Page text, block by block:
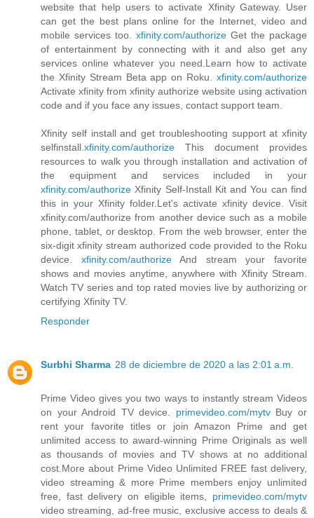
website that help users to activate Xfinity Gateway. User
can get the best plans online for the Internet, video and
mobile services too. xfinity.com/authorize Get the package
of entertainment by connecting with it and also get any
services online whatever you need.Learn how to activate
the Xfinity Stream Beta app on Roku. xfinity.com/authorize
Activate xfinity from xfinity authorize website using activation
code and if you face any issues, contact support team.
Xfinity self install and get troubleshooting support at xfinity
selfinstall.xfinity.com/authorize This document provides
resources to walk you through installation and activation of
the equipment and services included in your
xfinity.com/authorize Xfinity Self-Install Kit and You can find
this in your Xfinity folder.Let's activate xfinity device. Visit
xfinity.com/authorize from another device such as a mobile
phone, tablet, or desktop. From the web browser, enter the
six-digit xfinity stream authorized code provided to the Roku
device. xfinity.com/authorizeAnd stream your favorite
shows and movies anytime, anywhere with Xfinity Stream.
Watch TV series and top rated movies live by authorizing or
certifying Xfinity TV.
Responder
Surbhi Sharma 28 de diciembre de 2020 a las 2:01 a.m.
Prime Video gives you two ways to instantly stream Videos
on your Android TV device. primevideo.com/mytvBuy or
rent your favorite titles or join Amazon Prime and get
unlimited access to award-winning Prime Originals as well
as thousands of movies and TV shows at no additional
cost.More about Prime Video Unlimited FREE fast delivery,
video streaming & more Prime members enjoy unlimited
free, fast delivery on eligible items, primevideo.com/mytv
video streaming, ad-free music, exclusive access to deals &